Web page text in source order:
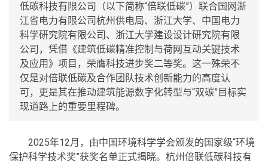
低碳科技有限公司（以下简称“倍联低碳”）联合国网浙
江省电力有限公司杭州供电局、浙江大学、中国电力
科学研究院有限公司、浙江大学建设设计研究院有限
公司，凭借《建筑低碳精准控制与荷网互动关键技术
及应用》项目，荣膺科技进步奖二等奖。这一殊荣不
仅是对倍联低碳及合作团队技术创新能力的高度认
可，更是其在推动建筑能源数字化转型与“双碳”目标实
现道路上的重要里程碑。
2025年12月，由中国环境科学学会颁发的国家级“环境
保护科学技术奖”获奖名单正式揭晓。杭州倍联低碳科技有